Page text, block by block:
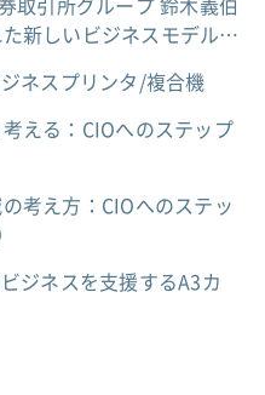
新しいビジネスモデル…
ネスプリンタ/複合機
える：CIOへのステップ
考え方：CIOへのステッ
ジネスを支援するA3カ